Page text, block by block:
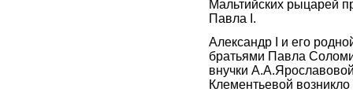
Мальтийских рыцарей
Павла I.
Александр I и его
братьями Павла
внучки
Клементьевой